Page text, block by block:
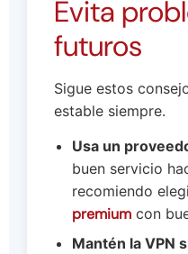
Evita
futuros
Sigue estos
estable siempre.
Usa un
buen servicio
recomiendo
premium con
Mantén la VPN